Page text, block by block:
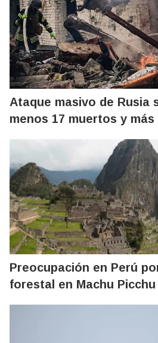
Ataque masivo de Rusia
menos 17 muertos y
Preocupación en Perú
forestal en Machu Picchu